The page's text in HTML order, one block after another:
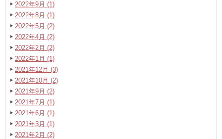
2022年9月 (1)
2022年8月 (1)
2022年5月 (2)
2022年4月 (2)
2022年2月 (2)
2022年1月 (1)
2021年12月 (3)
2021年10月 (2)
2021年9月 (2)
2021年7月 (1)
2021年6月 (1)
2021年3月 (1)
2021年2月 (2)